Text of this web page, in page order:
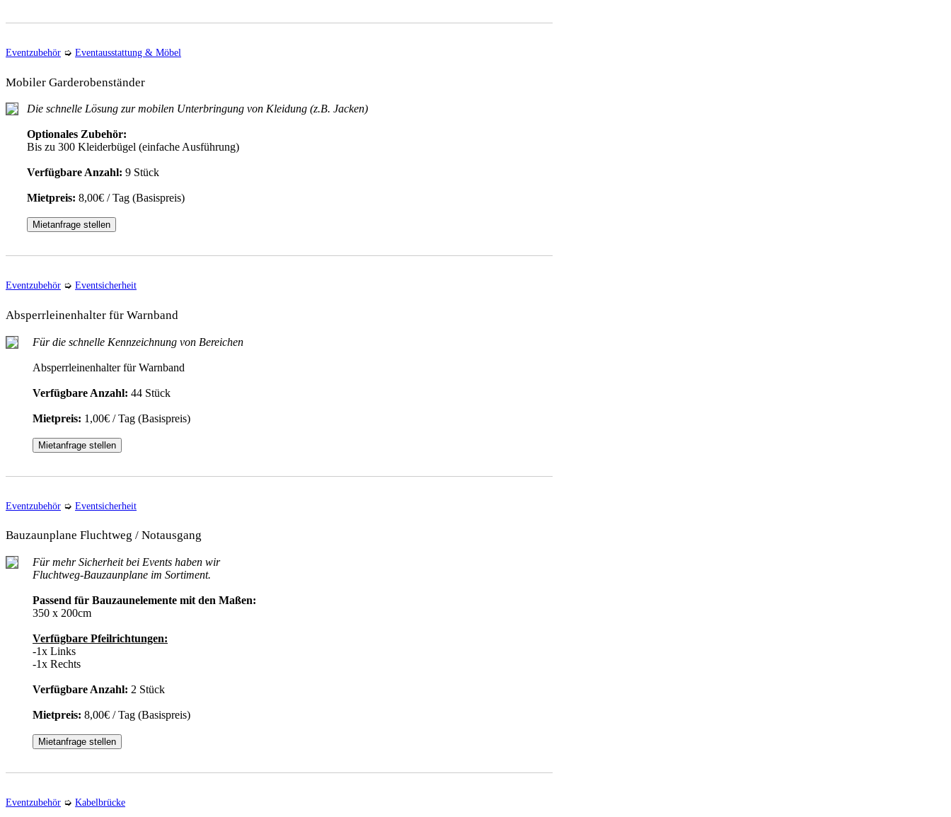
Eventzubehör ➭ Eventausstattung & Möbel
Mobiler Garderobenständer
Die schnelle Lösung zur mobilen Unterbringung von Kleidung (z.B. Jacken)
Optionales Zubehör:
Bis zu 300 Kleiderbügel (einfache Ausführung)
Verfügbare Anzahl: 9 Stück
Mietpreis: 8,00€ / Tag (Basispreis)
Mietanfrage stellen
Eventzubehör ➭ Eventsicherheit
Absperrleinenhalter für Warnband
Für die schnelle Kennzeichnung von Bereichen
Absperrleinenhalter für Warnband
Verfügbare Anzahl: 44 Stück
Mietpreis: 1,00€ / Tag (Basispreis)
Mietanfrage stellen
Eventzubehör ➭ Eventsicherheit
Bauzaunplane Fluchtweg / Notausgang
Für mehr Sicherheit bei Events haben wir
Fluchtweg-Bauzaunplane im Sortiment.
Passend für Bauzaunelemente mit den Maßen:
350 x 200cm
Verfügbare Pfeilrichtungen:
-1x Links
-1x Rechts
Verfügbare Anzahl: 2 Stück
Mietpreis: 8,00€ / Tag (Basispreis)
Mietanfrage stellen
Eventzubehör ➭ Kabelbrücke